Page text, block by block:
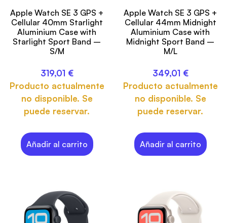
Apple Watch SE 3 GPS +
Cellular 40mm Starlight
Aluminium Case with
Starlight Sport Band –
S/M
319,01 €
Producto actualmente
no disponible. Se
puede reservar.
Añadir al carrito
Apple Watch SE 3 GPS +
Cellular 44mm Midnight
Aluminium Case with
Midnight Sport Band –
M/L
349,01 €
Producto actualmente
no disponible. Se
puede reservar.
Añadir al carrito